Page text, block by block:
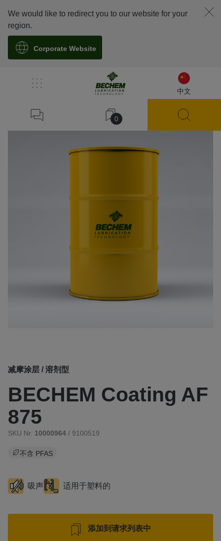
中文
0
We would like to redirect you to our website for your
region.
Corporate Website
溯源
减摩涂层 / 溶剂型
BECHEM Coating AF
875
SKU Nr. 10000964 / 9100519
不含 PFAS
吸声 适用于塑料的
添加到请求列表中